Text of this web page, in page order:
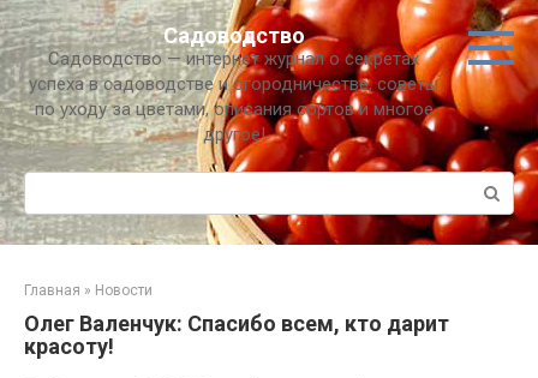
Перейти
к
контенту
Садоводство
Садоводство — интернет журнал о секретах
успеха в садоводстве и огородничестве, советы
по уходу за цветами, описания сортов и многое
другое!
Поиск:
Главная » Новости
Олег Валенчук: Спасибо всем, кто дарит
красоту!